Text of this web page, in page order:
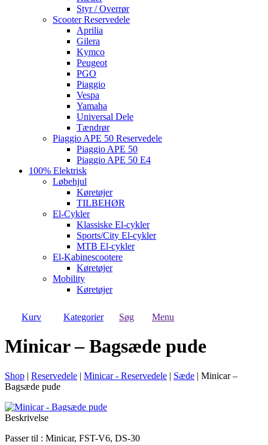
Styr / Overrør
Scooter Reservedele
Aprilia
Gilera
Kymco
Peugeot
PGO
Piaggio
Vespa
Yamaha
Universal Dele
Tændrør
Piaggio APE 50 Reservedele
Piaggio APE 50
Piaggio APE 50 E4
100% Elektrisk
Løbehjul
Køretøjer
TILBEHØR
El-Cykler
Klassiske El-cykler
Sports/City El-cykler
MTB El-cykler
El-Kabinescootere
Køretøjer
Mobility
Køretøjer
Kurv Kategorier Søg Menu
Minicar – Bagsæde pude
Shop | Reservedele | Minicar - Reservedele | Sæde | Minicar –
Bagsæde pude
Beskrivelse
Passer til : Minicar, FST-V6, DS-30